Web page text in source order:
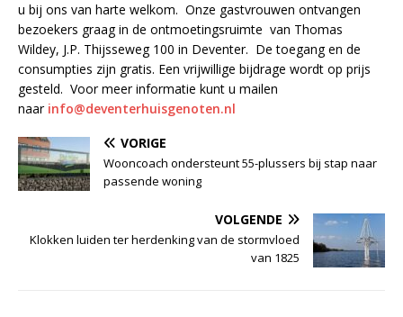
u bij ons van harte welkom. Onze gastvrouwen ontvangen
bezoekers graag in de ontmoetingsruimte van Thomas
Wildey, J.P. Thijsseweg 100 in Deventer. De toegang en de
consumpties zijn gratis. Een vrijwillige bijdrage wordt op prijs
gesteld. Voor meer informatie kunt u mailen
naar info@deventerhuisgenoten.nl
VORIGE
Wooncoach ondersteunt 55-plussers bij stap naar
passende woning
VOLGENDE
Klokken luiden ter herdenking van de stormvloed
van 1825